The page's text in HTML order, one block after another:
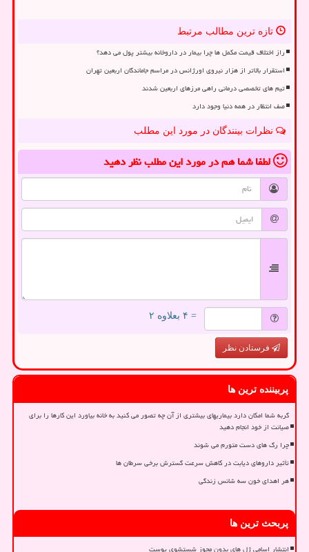
تازه ترین مطالب مرتبط
راز اختلاف قیمت مکمل ها چرا بیمار در داروخانه بیشتر پول می دهد؟
استقرار بالاتر از هزار نیروی اورژانس در مراسم جاماندگان اربعین تهران
تیم های تخصصی درمانی راهی مرزهای اربعین شدند
صف انتظار در همه دنیا وجود دارد
نظرات بینندگان در مورد این مطلب
لطفا شما همدر مورد این مطلبنظر دهید
= ۴ بعلاوه ۲
فرستادن نظر
پربیننده ترین ها
گربه شما امکان دارد بیماریهای بیشتری از آن چه تصور می کنید به خانه بیاورد این کارها را برای
صیانت از خود انجام دهید
چرا رگ های دست متورم می شوند
تأثیر داروهای دیابت در کاهش سرعت گسترش برخی سرطان ها
هر اهدای خون سه شانس زندگی
پربحث ترین ها
انتشار اسامی ژل های بدون مجوز شستشوی پوست